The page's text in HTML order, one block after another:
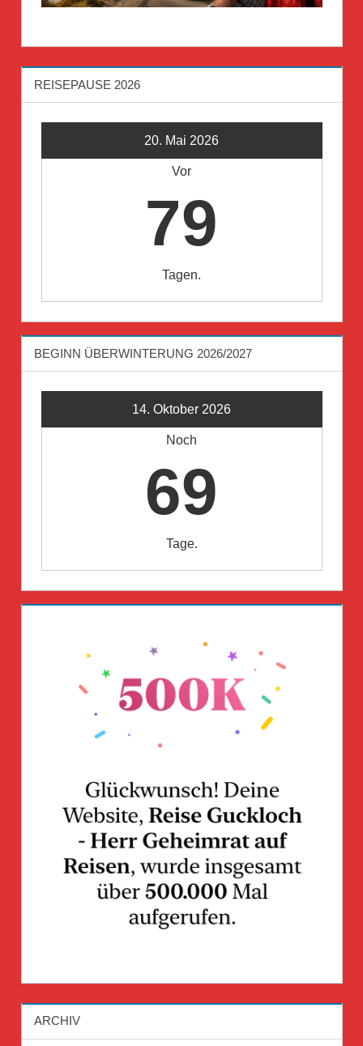
REISEPAUSE 2026
20. Mai 2026
Vor
79
Tagen.
BEGINN ÜBERWINTERUNG 2026/2027
14. Oktober 2026
Noch
69
Tage.
ARCHIV